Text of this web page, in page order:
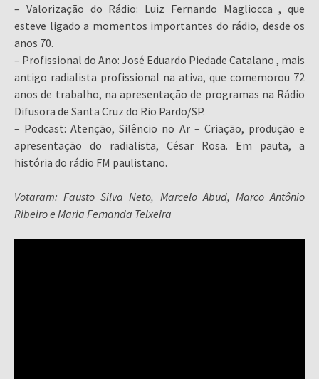
– Valorização do Rádio: Luiz Fernando Magliocca , que
esteve ligado a momentos importantes do rádio, desde os
anos 70.
– Profissional do Ano: José Eduardo Piedade Catalano , mais
antigo radialista profissional na ativa, que comemorou 72
anos de trabalho, na apresentação de programas na Rádio
Difusora de Santa Cruz do Rio Pardo/SP.
– Podcast: Atenção, Silêncio no Ar – Criação, produção e
apresentação do radialista, César Rosa. Em pauta, a
história do rádio FM paulistano.
Votaram: Fausto Silva Neto, Marcelo Abud, Marco Antônio
Ribeiro e Maria Fernanda Teixeira